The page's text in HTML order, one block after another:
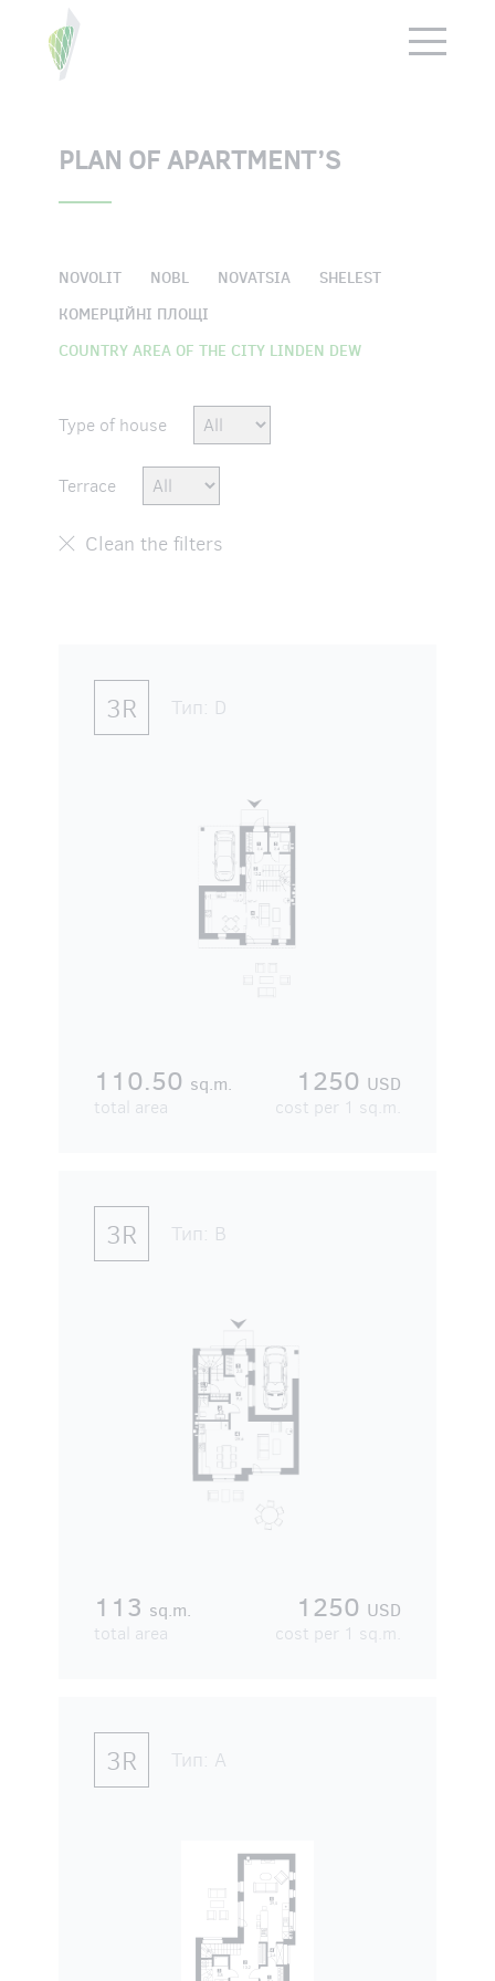
PLAN OF APARTMENT’S
NOVOLIT NOBL NOVATSIА
SHELEST
КОМЕРЦІЙНІ ПЛОЩІ
COUNTRY AREA OF THE CITY LINDEN DEW
Type of house
Terrace
3R Тип: D
110.50 sq.m.
total area
1250 USD
cost per 1 sq.m.
3R Тип: В
113 sq.m.
total area
1250 USD
cost per 1 sq.m.
3R Тип: А